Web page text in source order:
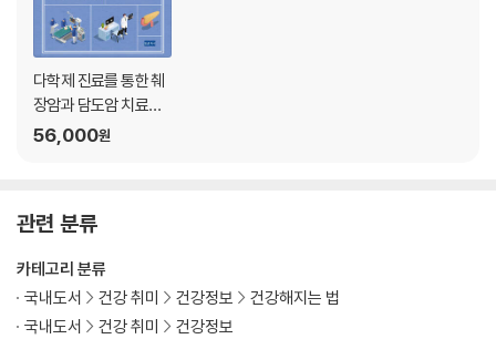
다학제 진료를 통한 췌
장암과 담도암 치료의
이해 (큰글자책)
56,000원
관련 분류
카테고리 분류
국내도서
건강 취미 건강정보
건강해지는 법
국내도서
건강 취미
건강정보